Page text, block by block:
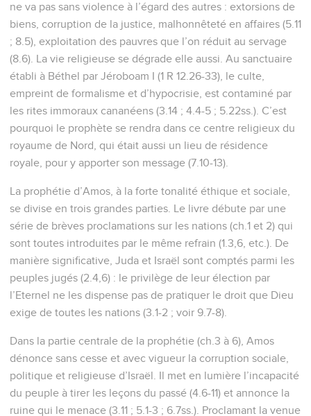
ne va pas sans violence à l’égard des autres : extorsions de
biens, corruption de la justice, malhonnêteté en affaires (5.11
; 8.5), exploitation des pauvres que l’on réduit au servage
(8.6). La vie religieuse se dégrade elle aussi. Au sanctuaire
établi à Béthel par Jéroboam I (1 R 12.26-33), le culte,
empreint de formalisme et d’hypocrisie, est contaminé par
les rites immoraux cananéens (3.14 ; 4.4-5 ; 5.22ss.). C’est
pourquoi le prophète se rendra dans ce centre religieux du
royaume de Nord, qui était aussi un lieu de résidence
royale, pour y apporter son message (7.10-13).
La prophétie d’Amos, à la forte tonalité éthique et sociale,
se divise en trois grandes parties. Le livre débute par une
série de brèves proclamations sur les nations (ch.1 et 2) qui
sont toutes introduites par le même refrain (1.3,6, etc.). De
manière significative, Juda et Israël sont comptés parmi les
peuples jugés (2.4,6) : le privilège de leur élection par
l’Eternel ne les dispense pas de pratiquer le droit que Dieu
exige de toutes les nations (3.1-2 ; voir 9.7-8).
Dans la partie centrale de la prophétie (ch.3 à 6), Amos
dénonce sans cesse et avec vigueur la corruption sociale,
politique et religieuse d’Israël. Il met en lumière l’incapacité
du peuple à tirer les leçons du passé (4.6-11) et annonce la
ruine qui le menace (3.11 ; 5.1-3 ; 6.7ss.). Proclamant la venue